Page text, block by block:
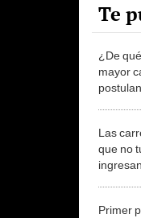
Te
¿De
mayor
Las
que no
Primer